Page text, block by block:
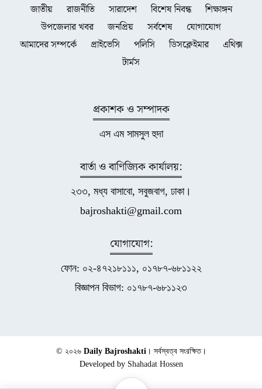
জাতীয় রাজনীতি সারাদেশ বিশেষ নিবন্ধ
শিক্ষাঙ্গন
উপজেলার খবর
জনপ্রিয় সর্বশেষ
যোগাযোগ
আমাদের সম্পর্কে
প্রাইভেসি পলিসি ডিসক্লেইমার
এথিক্স
টার্মস
প্রকাশক ও সম্পাদক
এস এম সামসুল হুদা
বার্তা ও বাণিজ্যিক কার্যালয়:
২৩৩, মধ্য বাসাবো, সবুজবাগ, ঢাকা।
bajroshakti@gmail.com
যোগাযোগ:
ফোন: ০২-৪৭২১৮১১১, ০১৭৮৭-৬৮১১২২
বিজ্ঞাপন বিভাগ: ০১৭৮৭-৬৮১১২৩
© ২০২৬ Daily Bajroshakti । সর্বস্বত্ব সংরক্ষিত।
Developed by Shahadat Hossen